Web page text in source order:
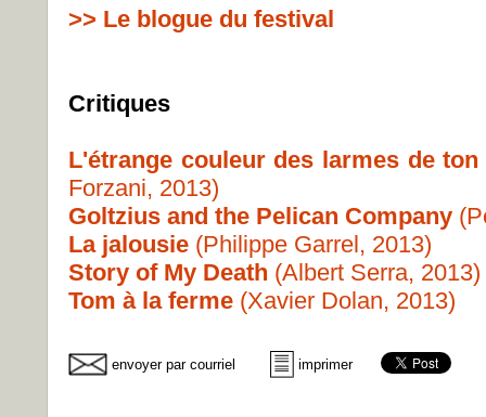
>> Le blogue du festival
Critiques
L'étrange couleur des larmes de
Forzani, 2013)
Goltzius and the Pelican Company
La jalousie (Philippe Garrel, 2013)
Story of My Death (Albert Serra, 2013)
Tom à la ferme (Xavier Dolan, 2013)
envoyer par courriel imprimer